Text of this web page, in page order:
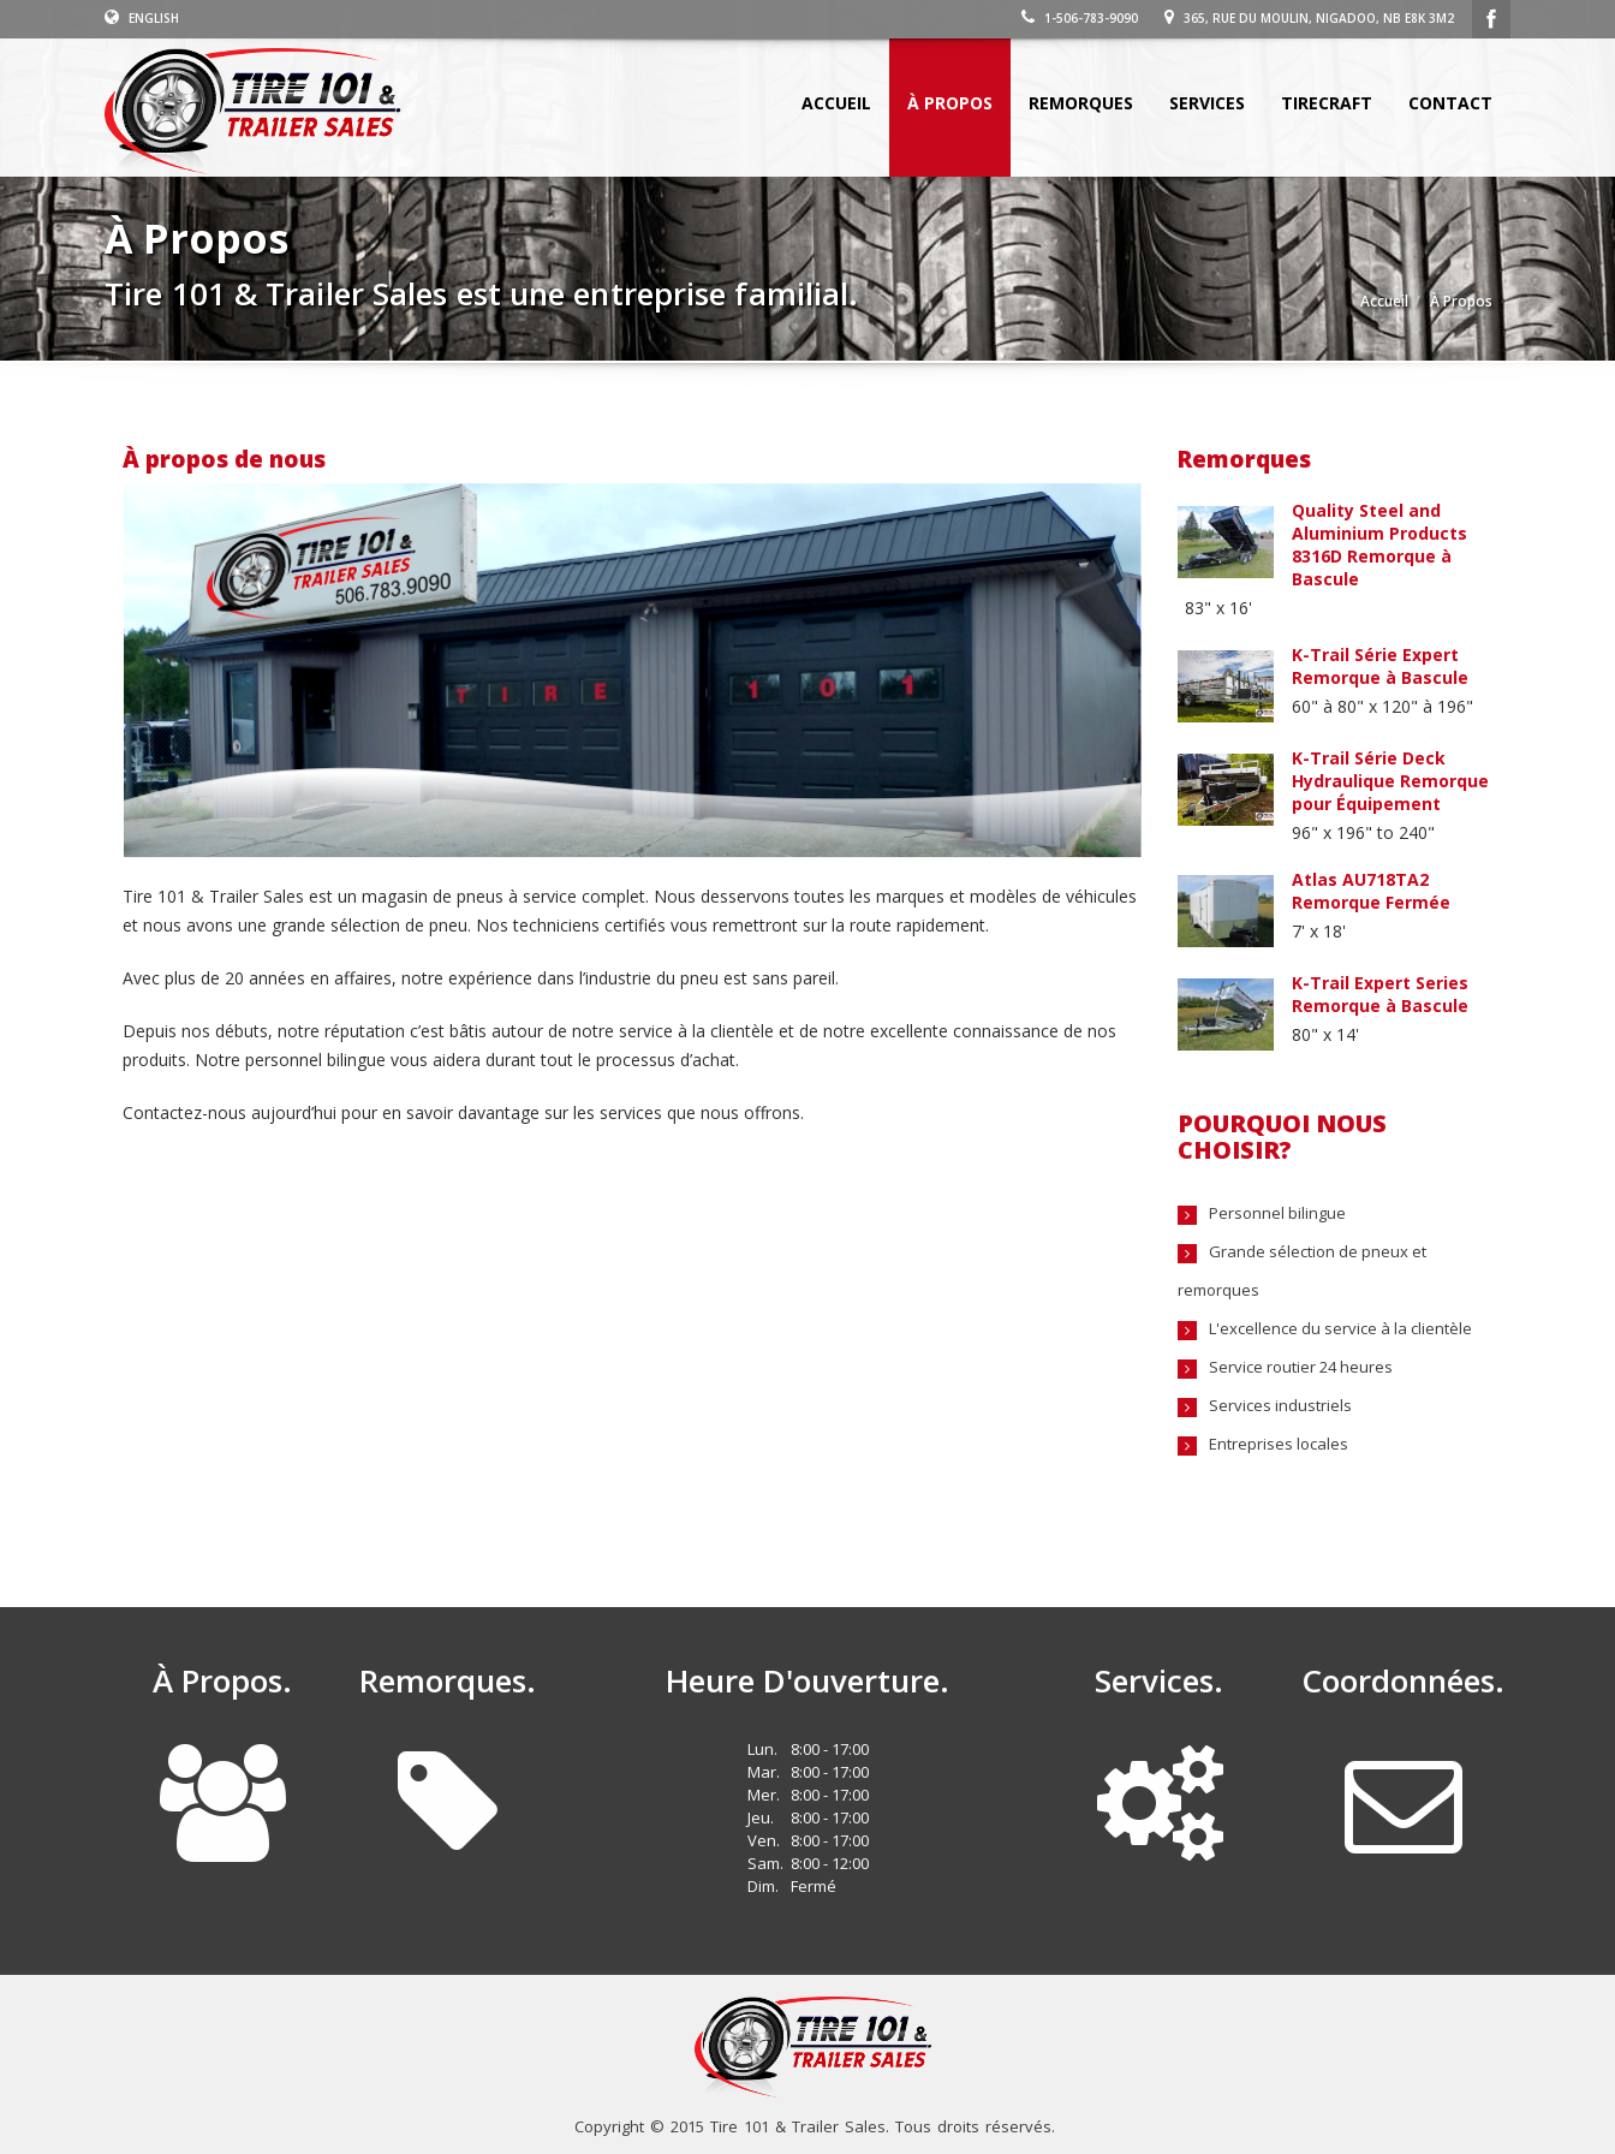
ENGLISH 1-506-783-9090 365, RUE DU MOULIN, NIGADOO, NB E8K 3M2
ACCUEIL À PROPOS REMORQUES SERVICES TIRECRAFT CONTACT
À Propos
Tire 101 & Trailer Sales est une entreprise familial. Accueil À Propos
À propos de nous
Tire 101 & Trailer Sales est un magasin de pneus à service complet. Nous desservons toutes les marques et modèles de véhicules
et nous avons une grande sélection de pneu. Nos techniciens certifiés vous remettront sur la route rapidement.
Avec plus de 20 années en affaires, notre expérience dans l’industrie du pneu est sans pareil.
Depuis nos débuts, notre réputation c’est bâtis autour de notre service à la clientèle et de notre excellente connaissance de nos
produits. Notre personnel bilingue vous aidera durant tout le processus d’achat.
Contactez-nous aujourd’hui pour en savoir davantage sur les services que nous offrons.
Remorques
Quality Steel and
Aluminium Products
8316D Remorque à
Bascule
83" x 16'
K-Trail Série Expert
Remorque à Bascule
60" à 80" x 120" à 196"
K-Trail Série Deck
Hydraulique Remorque
pour Équipement
96" x 196" to 240"
Atlas AU718TA2
Remorque Fermée
7' x 18'
K-Trail Expert Series
Remorque à Bascule
80" x 14'
POURQUOI NOUS
CHOISIR?
Personnel bilingue
Grande sélection de pneux et
remorques
L'excellence du service à la clientèle
Service routier 24 heures
Services industriels
Entreprises locales
À Propos. Remorques. Heure D'ouverture.
Lun.
8:00 - 17:00
Mar.
8:00 - 17:00
Mer.
8:00 - 17:00
Jeu.
8:00 - 17:00
Ven.
8:00 - 17:00
Sam. 8:00 - 12:00
Dim.
Fermé
Services. Coordonnées.
Copyright © 2015 Tire 101 & Trailer Sales. Tous droits réservés.